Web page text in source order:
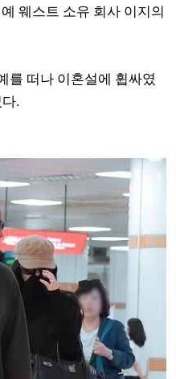
웨스트 소유 회사 이지의
를 떠나 이혼설에 휩싸였
.